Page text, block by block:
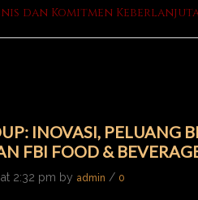
dan Komitmen
INOVASI, PELUANG
FBI FOOD &
2:32 pm by admin / 0